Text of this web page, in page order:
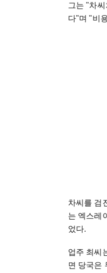
그는 "차
다"며 "비
차씨를 검
는 엑스레
었다.
업주 최씨
면 당국은